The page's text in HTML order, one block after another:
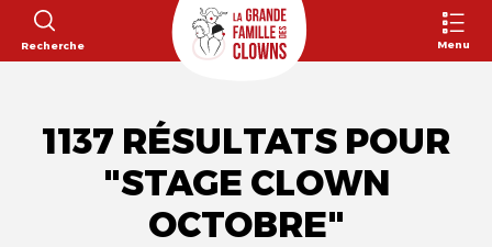
Recherche Menu
1137 RÉSULTATS POUR
"STAGE CLOWN
OCTOBRE"